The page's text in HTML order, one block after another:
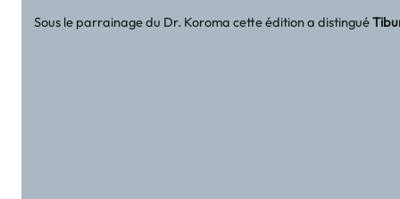
Sous le parrainage du Dr. Koroma cette édition a distingué